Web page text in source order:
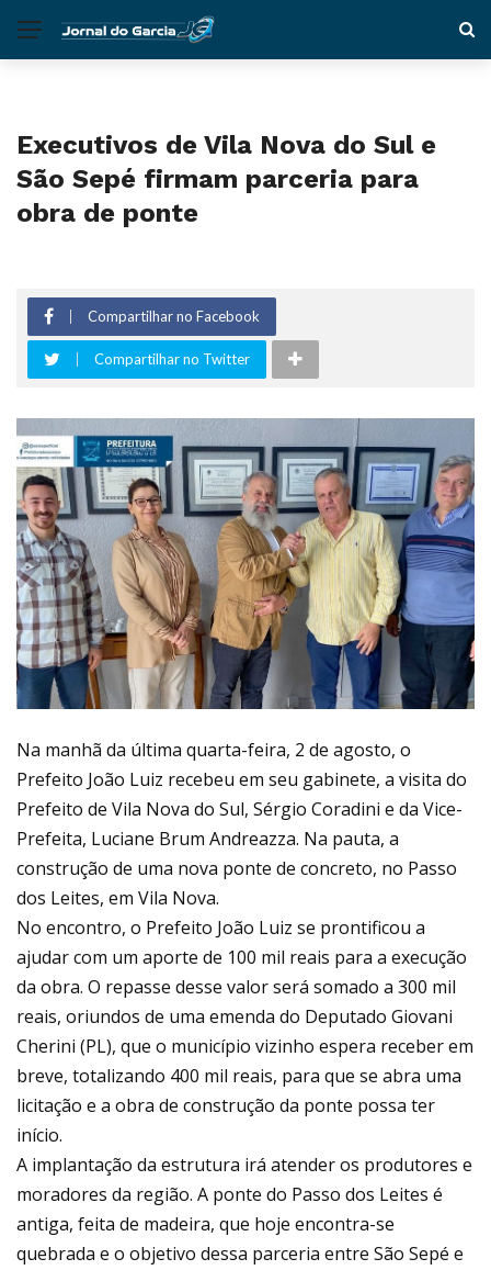
Executivos de Vila Nova do Sul e
São Sepé firmam parceria para
obra de ponte
Compartilhar no Facebook
Compartilhar no Twitter
Na manhã da última quarta-feira, 2 de agosto, o
Prefeito João Luiz recebeu em seu gabinete, a visita do
Prefeito de Vila Nova do Sul, Sérgio Coradini e da Vice-
Prefeita, Luciane Brum Andreazza. Na pauta, a
construção de uma nova ponte de concreto, no Passo
dos Leites, em Vila Nova.
No encontro, o Prefeito João Luiz se prontificou a
ajudar com um aporte de 100 mil reais para a execução
da obra. O repasse desse valor será somado a 300 mil
reais, oriundos de uma emenda do Deputado Giovani
Cherini (PL), que o município vizinho espera receber em
breve, totalizando 400 mil reais, para que se abra uma
licitação e a obra de construção da ponte possa ter
início.
A implantação da estrutura irá atender os produtores e
moradores da região. A ponte do Passo dos Leites é
antiga, feita de madeira, que hoje encontra-se
quebrada e o objetivo dessa parceria entre São Sepé e